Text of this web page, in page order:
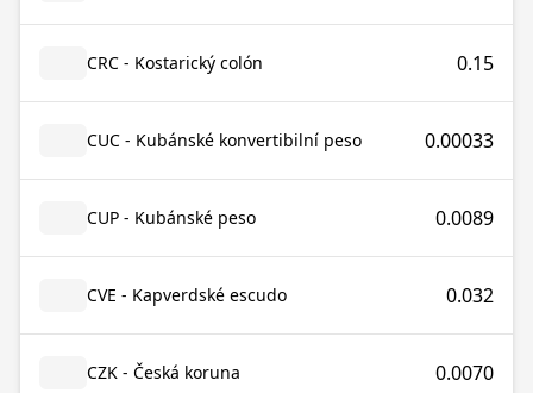
CRC - Kostarický colón 0.15
CUC - Kubánské konvertibilní peso 0.00033
CUP - Kubánské peso 0.0089
CVE - Kapverdské escudo 0.032
CZK - Česká koruna 0.0070